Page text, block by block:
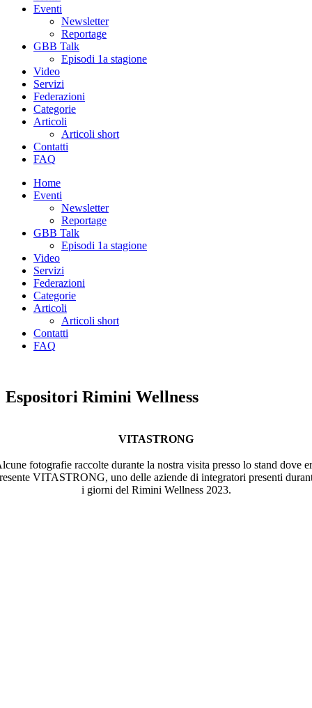
Eventi
Newsletter
Reportage
GBB Talk
Episodi 1a stagione
Video
Servizi
Federazioni
Categorie
Articoli
Articoli short
Contatti
FAQ
Home
Eventi
Newsletter
Reportage
GBB Talk
Episodi 1a stagione
Video
Servizi
Federazioni
Categorie
Articoli
Articoli short
Contatti
FAQ
Espositori Rimini Wellness
VITASTRONG
fotografie raccolte durante la nostra visita presso lo stand dove
VITASTRONG, uno delle aziende di integratori presenti
i giorni del Rimini Wellness 2023.